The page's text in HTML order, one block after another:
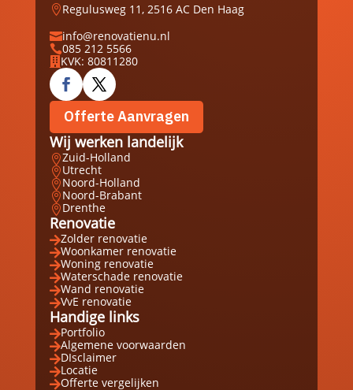
Regulusweg 11, 2516 AC Den Haag
info@renovatienu.nl
085 212 5566
 KVK: 80811280
Offerte Aanvragen
Wij werken landelijk
Zuid-Holland
Utrecht
Noord-Holland
Noord-Brabant
Drenthe
Renovatie
Zolder renovatie
Woonkamer renovatie
Woning renovatie
Waterschade renovatie
Wand renovatie
VvE renovatie
Handige links
Portfolio
Algemene voorwaarden
DIsclaimer
Locatie
Offerte vergelijken